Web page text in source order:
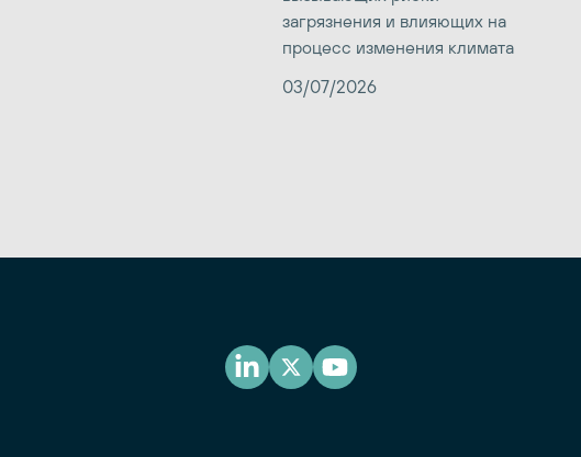
загрязнения и влияющих на
процесс изменения климата
03/07/2026